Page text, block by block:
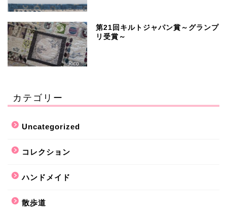
第21回キルトジャパン賞～グランプ
リ受賞～
カテゴリー
Uncategorized
コレクション
ハンドメイド
散歩道